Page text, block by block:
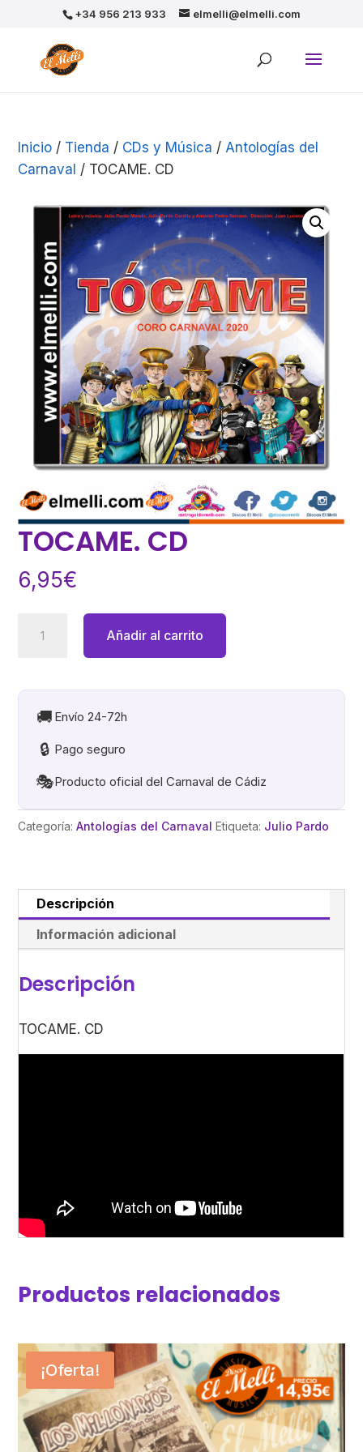
+34 956 213 933 elmelli@elmelli.com
Inicio / Tienda / CDs y Música / Antologías del
Carnaval / TOCAME. CD
TOCAME. CD
6,95€
Añadir al carrito
🚚 Envío 24-72h
🔒 Pago seguro
🎭Producto oficial del Carnaval de Cádiz
Categoría:Antologías del Carnaval Etiqueta: Julio Pardo
Descripción
Información adicional
Descripción
TOCAME. CD
Productos relacionados
¡Oferta!